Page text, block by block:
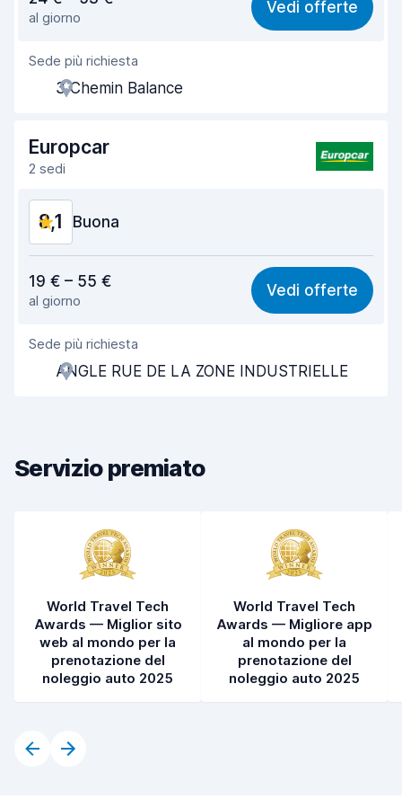
Facile da trovare 8,2
Gentilezza degli agenti
Rapidità del ritiro
Rapidità della riconsegna 8,2
Condizioni dell'auto
al giorno
Vedi offerte
Sede più richiesta
3 Chemin Balance
Europcar
2 sedi
8,1 Buona
8,0
Facile da trovare 8,2
Gentilezza degli agenti
Rapidità del ritiro
Pulizia del veicolo
19 € – 55 €
al giorno
Vedi offerte
Sede più richiesta
ANGLE RUE DE LA ZONE INDUSTRIELLE
Servizio premiato
World Travel Tech
Awards — Miglior sito
web al mondo per la
prenotazione del
noleggio auto 2025
World Travel Tech
Awards — Migliore app
al mondo per la
prenotazione del
noleggio auto 2025